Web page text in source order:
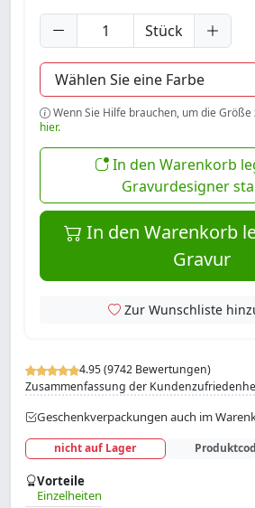
4.95 (9742 Bewertungen)
Zusammenfassung der
Geschenkverpackungen auch im
nicht auf Lager
Vorteile
Einzelheiten
Stück
Wenn Sie Hilfe brauchen, um die Größe
hier.
In den Warenkorb
Gravurdesigner
In den Warenkorb
Gravur
Zur Wunschliste